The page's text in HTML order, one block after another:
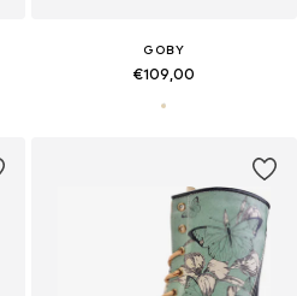
GOBY
€109,00